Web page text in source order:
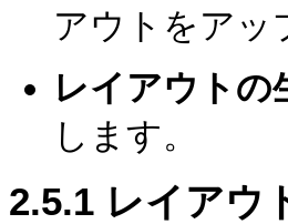
アウトをアッ
レイアウトの
します。
2.5.1 レイアウ